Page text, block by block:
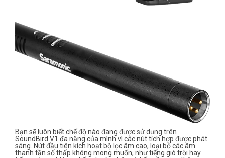
Bạn sẽ luôn biết chế độ nào đang được sử dụng trên
SoundBird V1 đa năng của mình vì các nút tích hợp được phát
sáng. Nút đầu tiên kích hoạt bộ lọc âm cao, loại bỏ các âm
thanh tần số thấp không mong muốn, như tiếng gió trời hay